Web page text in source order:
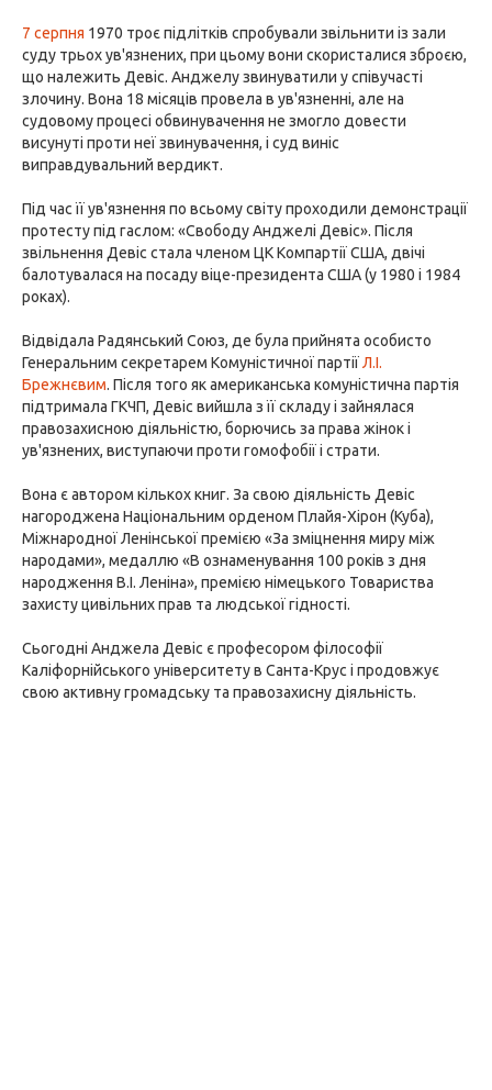
7 серпня 1970 троє підлітків спробували звільнити із зали
суду трьох ув'язнених, при цьому вони скористалися зброєю,
що належить Девіс. Анджелу звинуватили у співучасті
злочину. Вона 18 місяців провела в ув'язненні, але на
судовому процесі обвинувачення не змогло довести
висунуті проти неї звинувачення, і суд виніс
виправдувальний вердикт.
Під час її ув'язнення по всьому світу проходили демонстрації
протесту під гаслом: «Свободу Анджелі Девіс». Після
звільнення Девіс стала членом ЦК Компартії США, двічі
балотувалася на посаду віце-президента США (у 1980 і 1984
роках).
Відвідала Радянський Союз, де була прийнята особисто
Генеральним секретарем Комуністичної партіїЛ.І.
Брежнєвим. Після того як американська комуністична партія
підтримала ГКЧП, Девіс вийшла з її складу і зайнялася
правозахисною діяльністю, борючись за права жінок і
ув'язнених, виступаючи проти гомофобії і страти.
Вона є автором кількох книг. За свою діяльність Девіс
нагороджена Національним орденом Плайя-Хірон (Куба),
Міжнародної Ленінської премією «За зміцнення миру між
народами», медаллю «В ознаменування 100 років з дня
народження В.І. Леніна», премією німецького Товариства
захисту цивільних прав та людської гідності.
Сьогодні Анджела Девіс є професором філософії
Каліфорнійського університету в Санта-Крус і продовжує
свою активну громадську та правозахисну діяльність.